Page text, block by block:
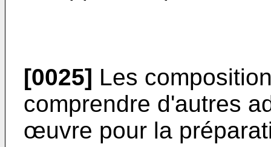
[0025] Les
comprendre d'autres
œuvre pour la